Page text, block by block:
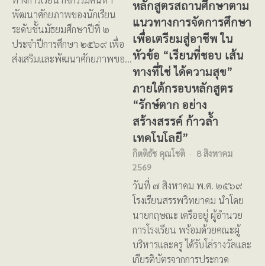
พัฒนาศักยภาพของนักเรียน
ระดับชั้นมัธยมศึกษาปีที่ ๒
ประจำปีการศึกษา ๒๕๖๙ เพื่อ
ส่งเสริมและพัฒนาศักยภาพขอ…
หลักสูตรสถานศึกษาตาม
แนวทางการจัดการศึกษา
เพื่อเตรียมสู่อาชีพ ใน
หัวข้อ “เรียนที่ชอบ เส้น
ทางที่ใช่ ได้ความสุข”
ภายใต้กรอบหลักสูตร
“รักษ์ตาก อย่าง
สร้างสรรค์ ก้าวล้ำ
เทคโนโลยี”
กิตติธัช คุณโชติ
8 สิงหาคม
2569
วันที่ ๗ สิงหาคม พ.ศ. ๒๕๖๙
โรงเรียนสรรพวิทยาคม นำโดย
นายกฤษณะ เครืออยู่ ผู้อำนวย
การโรงเรียน พร้อมด้วยคณะผู้
บริหารและครู ได้รับโล่รางวัลและ
เกียรติบัตรจากการประกวด